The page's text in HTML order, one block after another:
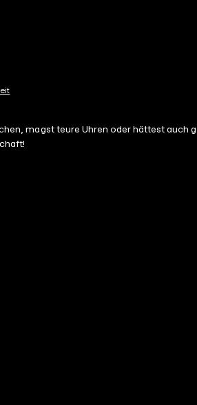
magst teure Uhren oder hättest auch